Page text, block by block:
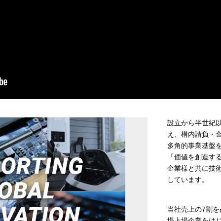
設立から半世紀
え、構内請負・
多角的事業基盤
「価値を創造す
企業様と共に技
しています。
当社売上の7割